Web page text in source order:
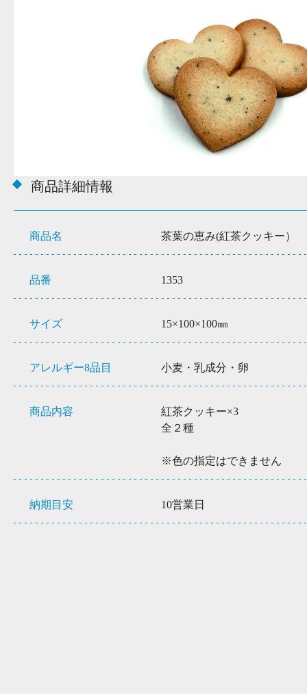
商品詳細情報
商品名 茶葉の恵み(紅茶クッキー）
品番 1353
サイズ 15×100×100㎜
アレルギー8品目 小麦・乳成分・卵
商品内容
紅茶クッキー×3
全２種
※色の指定はできません
納期目安 10営業日